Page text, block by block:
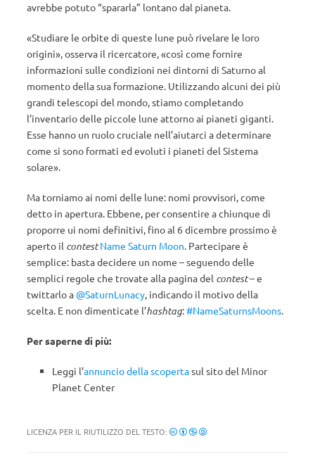
avrebbe potuto “spararla” lontano dal pianeta.
«Studiare le orbite di queste lune può rivelare le loro
origini», osserva il ricercatore, «così come fornire
informazioni sulle condizioni nei dintorni di Saturno al
momento della sua formazione. Utilizzando alcuni dei più
grandi telescopi del mondo, stiamo completando
l’inventario delle piccole lune attorno ai pianeti giganti.
Esse hanno un ruolo cruciale nell’aiutarci a determinare
come si sono formati ed evoluti i pianeti del Sistema
solare».
Ma torniamo ai nomi delle lune: nomi provvisori, come
detto in apertura. Ebbene, per consentire a chiunque di
proporre ui nomi definitivi, fino al 6 dicembre prossimo è
aperto il contest Name Saturn Moon. Partecipare è
semplice: basta decidere un nome – seguendo delle
semplici regole che trovate alla pagina del contest– e
twittarlo a @SaturnLunacy, indicando il motivo della
scelta. E non dimenticate l’hashtag:#NameSaturnsMoons.
Per saperne di più:
Leggi l’annuncio della scopertasul sito del Minor
Planet Center
LICENZA PER IL RIUTILIZZO DEL TESTO: